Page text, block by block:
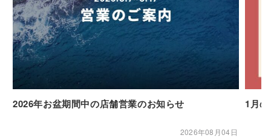
2026年お盆期間中の店舗営業のお知らせ
2026年08月04日
1月